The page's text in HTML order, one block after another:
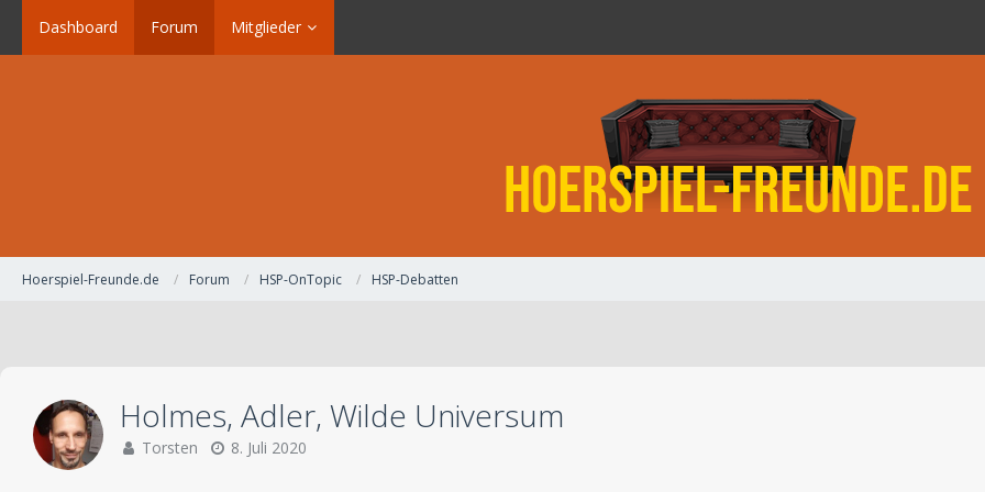
Dashboard Forum Mitglieder
Hoerspiel-Freunde.de Forum HSP-OnTopic HSP-Debatten
Holmes, Adler, Wilde Universum
Torsten 8. Juli 2020